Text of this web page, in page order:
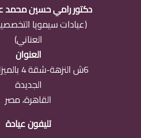
دكتور رامي حسين محمد
(عيادات سيمويا
العناني)
العنوان
6ش
الجديدة
القاهرة، مصر
تليفون عيادة